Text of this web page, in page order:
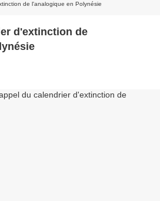
de l'analogique en Polynésie
d'extinction de